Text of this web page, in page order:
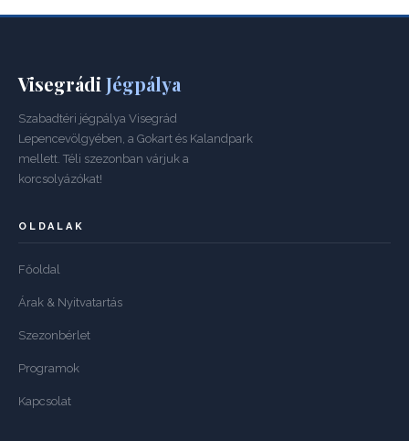
Visegrádi Jégpálya
Szabadtéri jégpálya Visegrád
Lepencevölgyében, a Gokart és Kalandpark
mellett. Téli szezonban várjuk a
korcsolyázókat!
OLDALAK
Főoldal
Árak & Nyitvatartás
Szezonbérlet
Programok
Kapcsolat